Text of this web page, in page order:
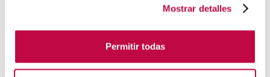
Mostrar detalles
Permitir todas
producto o servicio con opciones de pago por
características adicionales.
También puedes explorar ingresos anticipados mediante